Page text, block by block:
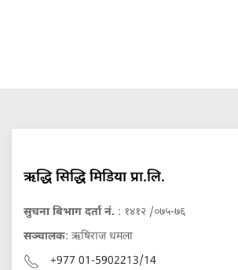
ऋद्धि सिद्धि मिडिया प्रा.लि.
सुचना बिभाग दर्ता नं. : १४१२ /०७५-७६
सञ्चालक: ऋषिराज धमला
+977 01-5902213/14